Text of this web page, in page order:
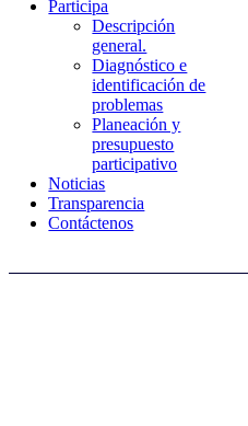
Participa
Descripción
general.
Diagnóstico e
identificación de
problemas
Planeación y
presupuesto
participativo
Noticias
Transparencia
Contáctenos